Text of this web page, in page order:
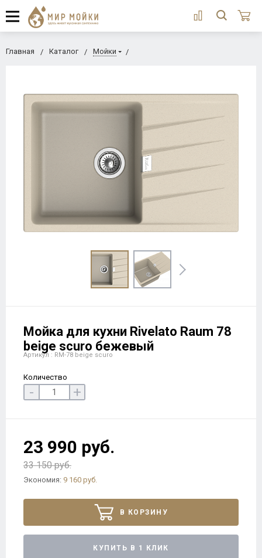
Главная Каталог Мойки
Мойка для кухни Rivelato Raum 78
beige scuro бежевый
Артикул : RM-78 beige scuro
Количество
- +
23 990 руб.
33 150 руб.
Экономия: 9 160 руб.
В КОРЗИНУ
КУПИТЬ В 1 КЛИК